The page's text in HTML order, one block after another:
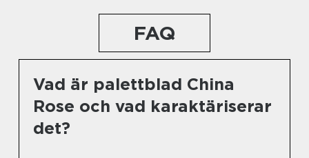
FAQ
Vad är palettblad China
Rose och vad karaktäriserar
det?